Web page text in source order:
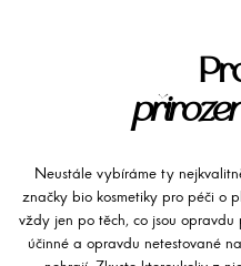
Neustále vybíráme ty
značky bio kosmetiky pro péči o
vždy jen po těch, co jsou opravdu
účinné a opravdu netestované